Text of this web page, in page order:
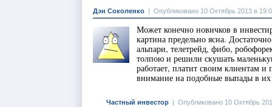
Дэн Соколенко Опубликовано 10 Октябрь 2013 в
Может конечно новичков в
картина предельно ясна.
альпари, телетрейд, фибо,
толпою и решили скушать
работает, платит своим клиентам
внимание на подобные выпады в их
Частный инвестор Опубликовано 10 Октябрь